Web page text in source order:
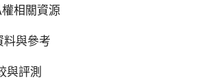
相關資源
料與參考
與評測